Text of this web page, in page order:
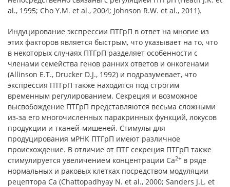
al., 1995; Cho Y.M. et al., 2004; Johnson R.W. et al., 2011).
Индуцирование экспрессии ПТГрП в ответ на многие из
этих факторов является быстрым, что указывает на то, что
в некоторых случаях ПТГрП разделяет особенности с
членами семейства генов ранних ответов и онкогенами
(Allinson E.T., Drucker D.J., 1992) и подразумевает, что
экспрессия ПТГрП также находится под строгим
временным регулированием. Секреция и возможное
высвобождение ПТГрП представляются весьма сложными
из-за его многочисленных паракринных функций, локусов
продукции и тканей-мишеней. Стимулы для
продуцирования мРНК ПТГрП имеют различное
происхождение. В отличие от ПТГ секреция ПТГрП также
стимулируется увеличением концентрации Ca2+ в ряде
нормальных и раковых клетках посредством модуляции
рецептора Ca (Chattopadhyay N. et al., 2000; Sanders J.L. et